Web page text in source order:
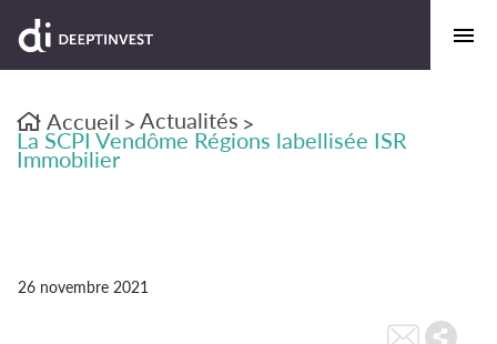
Accueil > Actualités >
La SCPI Vendôme Régions labellisée ISR
Immobilier
26 novembre 2021